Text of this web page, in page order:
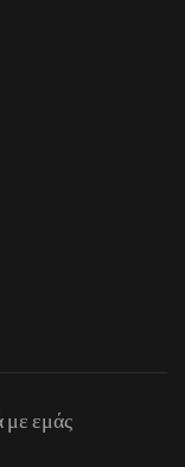
με εμάς